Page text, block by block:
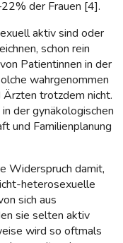
der Frauen [4].
aktiv sind oder
schon rein
Patientinnen in der
wahrgenommen
trotzdem nicht.
der gynäkologischen
und Familienplanung
Widerspruch damit,
heterosexuelle
sich aus
sie selten aktiv
wird so oftmals